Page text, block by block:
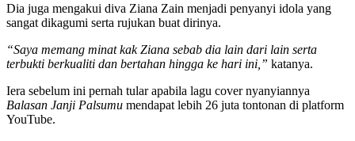
Dia juga mengakui diva Ziana Zain menjadi penyanyi idola yang
sangat dikagumi serta rujukan buat dirinya.
“Saya memang minat kak Ziana sebab dia lain dari lain serta
terbukti berkualiti dan bertahan hingga ke hari ini,” katanya.
Iera sebelum ini pernah tular apabila lagu cover nyanyiannya
Balasan Janji Palsumu mendapat lebih 26 juta tontonan di platform
YouTube.